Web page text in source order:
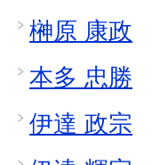
榊原 康政
本多 忠勝
伊達 政宗